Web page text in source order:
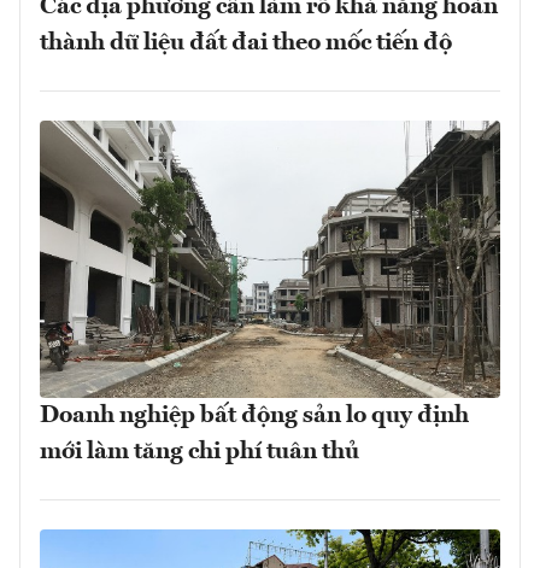
Các địa phương cần làm rõ khả năng hoàn
thành dữ liệu đất đai theo mốc tiến độ
Doanh nghiệp bất động sản lo quy định
mới làm tăng chi phí tuân thủ